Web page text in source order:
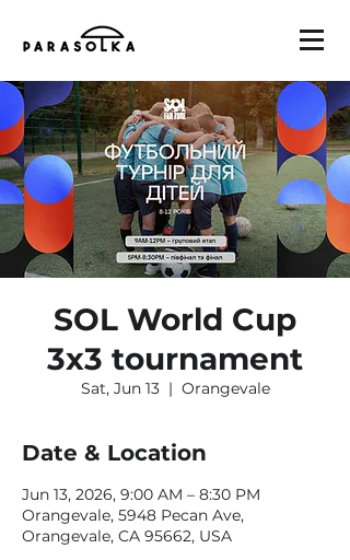
SOL World Cup
3x3 tournament
Sat, Jun 13
  |
Orangevale
Date & Location
Jun 13, 2026, 9:00 AM – 8:30 PM
Orangevale, 5948 Pecan Ave,
Orangevale, CA 95662, USA